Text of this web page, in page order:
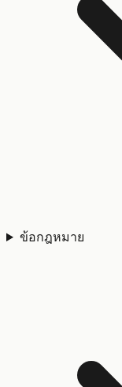
ข้อกฎหมาย